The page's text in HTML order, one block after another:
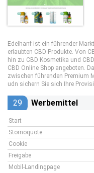
Edelhanf ist ein führender
erlaubten CBD Produkte. Von
hin zu CBD Kosmetika und
CBD Online Shop angeboten.
zwischen führenden Premium
udn sichern Sie sich Ihre
29 Werbemittel
Start
Stornoquote
Cookie
Freigabe
Mobil-Landingpage